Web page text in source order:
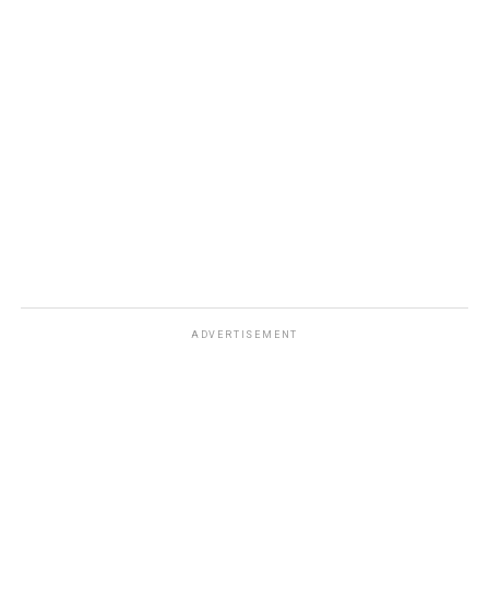
ADVERTISEMENT